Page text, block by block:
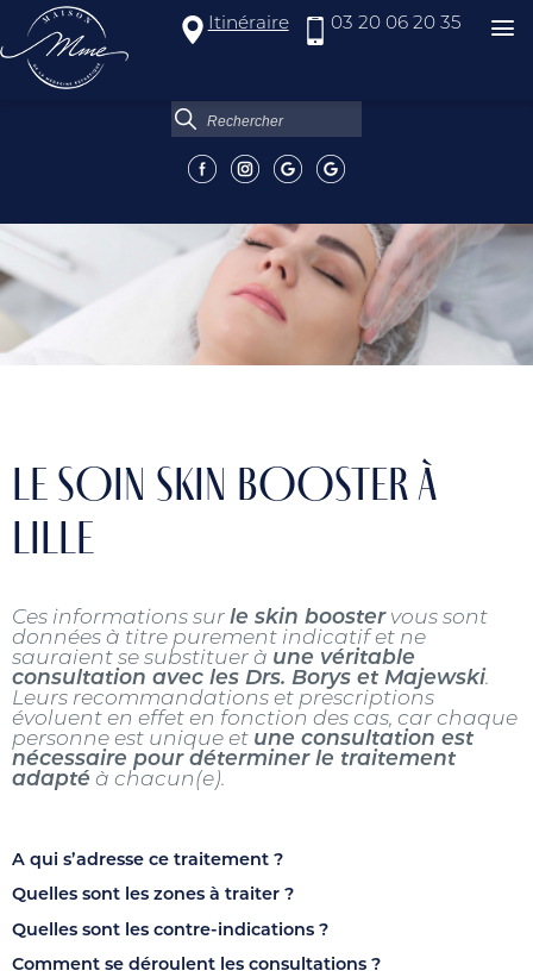
03 20 06 20 35
Itinéraire
LE SOIN SKIN BOOSTER À
LILLE
Ces informations sur le skin boostervous sont
données à titre purement indicatif et ne
sauraient se substituer à une véritable
consultation avec les Drs. Borys et Majewski.
Leurs recommandations et prescriptions
évoluent en effet en fonction des cas, car chaque
personne est unique et une consultation est
nécessaire pour déterminer le traitement
adapté à chacun(e).
A qui s’adresse ce traitement ?
Quelles sont les zones à traiter ?
Quelles sont les contre-indications ?
Comment se déroulent les consultations ?